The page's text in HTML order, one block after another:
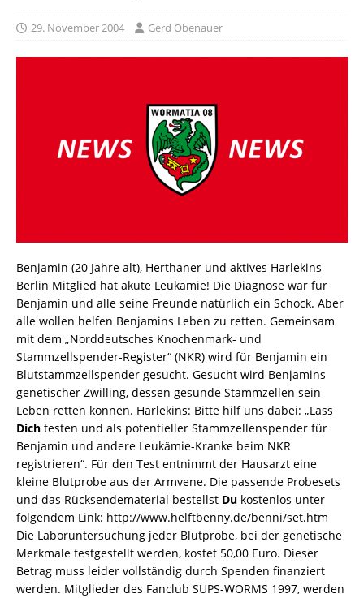
29. November 2004 Gerd Obenauer
Benjamin (20 Jahre alt), Herthaner und aktives Harlekins
Berlin Mitglied hat akute Leukämie! Die Diagnose war für
Benjamin und alle seine Freunde natürlich ein Schock. Aber
alle wollen helfen Benjamins Leben zu retten. Gemeinsam
mit dem „Norddeutsches Knochenmark- und
Stammzellspender-Register“ (NKR) wird für Benjamin ein
Blutstammzellspender gesucht. Gesucht wird Benjamins
genetischer Zwilling, dessen gesunde Stammzellen sein
Leben retten können. Harlekins: Bitte hilf uns dabei: „Lass
Dich testen und als potentieller Stammzellenspender für
Benjamin und andere Leukämie-Kranke beim NKR
registrieren“. Für den Test entnimmt der Hausarzt eine
kleine Blutprobe aus der Armvene. Die passende Probesets
und das Rücksendematerial bestellst Du kostenlos unter
folgendem Link: http://www.helftbenny.de/benni/set.htm
Die Laboruntersuchung jeder Blutprobe, bei der genetische
Merkmale festgestellt werden, kostet 50,00 Euro. Dieser
Betrag muss leider vollständig durch Spenden finanziert
werden. Mitglieder des Fanclub SUPS-WORMS 1997, werden